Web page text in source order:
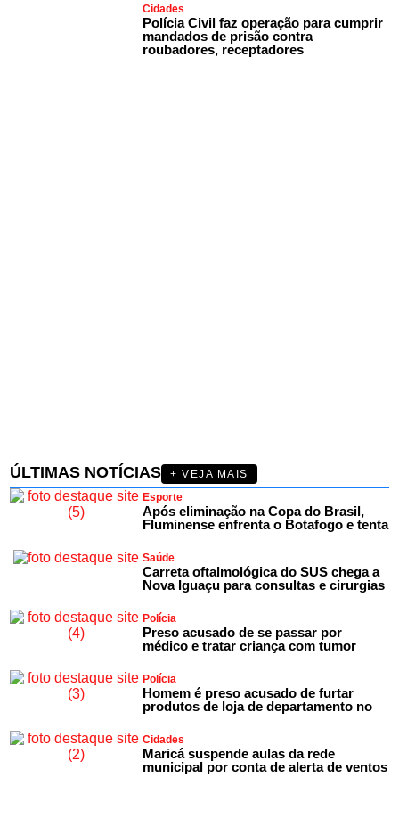
Cidades
Polícia Civil faz operação para cumprir
mandados de prisão contra
roubadores, receptadores
ÚLTIMAS NOTÍCIAS
+ VEJA MAIS
Esporte
Após eliminação na Copa do Brasil,
Fluminense enfrenta o Botafogo e tenta
Saúde
Carreta oftalmológica do SUS chega a
Nova Iguaçu para consultas e cirurgias
Polícia
Preso acusado de se passar por
médico e tratar criança com tumor
Polícia
Homem é preso acusado de furtar
produtos de loja de departamento no
Cidades
Maricá suspende aulas da rede
municipal por conta de alerta de ventos